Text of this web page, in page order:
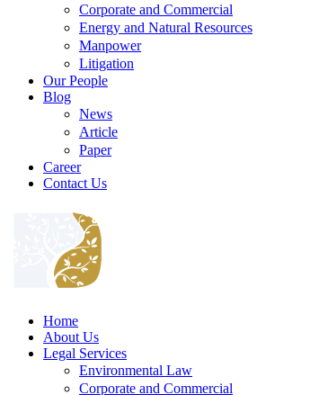
Corporate and Commercial
Energy and Natural Resources
Manpower
Litigation
Our People
Blog
News
Article
Paper
Career
Contact Us
Home
About Us
Legal Services
Environmental Law
Corporate and Commercial